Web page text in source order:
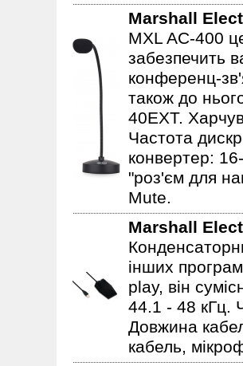
Marshall
MXL AC-400
забезпечить
конференц-
також до
40EXT.
Частота
конвертер:
"роз'єм для
Mute.
Marshall
інших
play, він
44.1 - 48 кГц.
Довжина
кабель,